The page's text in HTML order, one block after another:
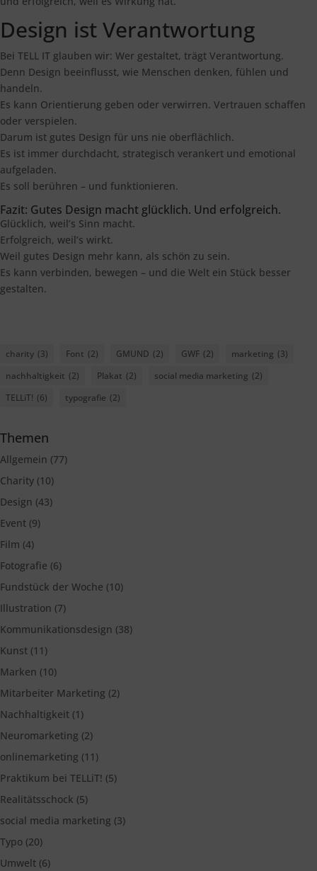
Design ist Verantwortung
Bei TELL IT glauben wir: Wer gestaltet, trägt Verantwortung.
Denn Design beeinflusst, wie Menschen denken, fühlen und
handeln.
Es kann Orientierung geben oder verwirren. Vertrauen schaffen
oder verspielen.
Darum ist gutes Design für uns nie oberflächlich.
Es ist immer durchdacht, strategisch verankert und emotional
aufgeladen.
Es soll berühren – und funktionieren.
Fazit: Gutes Design macht glücklich. Und erfolgreich.
Glücklich, weil’s Sinn macht.
Erfolgreich, weil’s wirkt.
Weil gutes Design mehr kann, als schön zu sein.
Es kann verbinden, bewegen – und die Welt ein Stück besser
gestalten.
charity (3) Font (2) GMUND (2) GWF (2) marketing (3)
nachhaltigkeit (2) Plakat (2) social media marketing (2)
TELLiT! (6) typografie (2)
Themen
Allgemein (77)
Charity (10)
Design (43)
Event (9)
Film (4)
Fotografie (6)
Fundstück der Woche (10)
Illustration (7)
Kommunikationsdesign (38)
Kunst (11)
Marken (10)
Mitarbeiter Marketing (2)
Nachhaltigkeit (1)
Neuromarketing (2)
onlinemarketing (11)
Praktikum bei TELLiT! (5)
Realitätsschock (5)
social media marketing (3)
Typo (20)
Umwelt (6)